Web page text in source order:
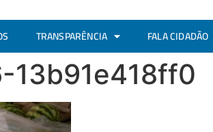
TRANSPARÊNCIA FALA CIDADÃO